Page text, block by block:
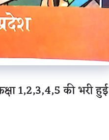
1,2,3,4,5 की भरी हुई